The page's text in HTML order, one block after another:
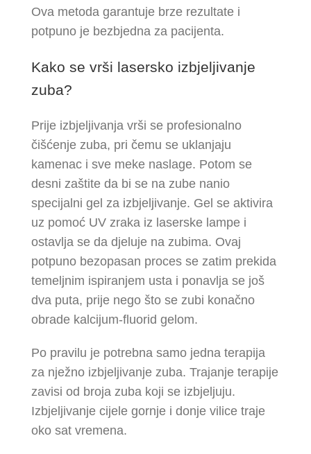
Ova metoda garantuje brze rezultate i
potpuno je bezbjedna za pacijenta.
Kako se vrši lasersko izbjeljivanje
zuba?
Prije izbjeljivanja vrši se profesionalno
čišćenje zuba, pri čemu se uklanjaju
kamenac i sve meke naslage. Potom se
desni zaštite da bi se na zube nanio
specijalni gel za izbjeljivanje. Gel se aktivira
uz pomoć UV zraka iz laserske lampe i
ostavlja se da djeluje na zubima. Ovaj
potpuno bezopasan proces se zatim prekida
temeljnim ispiranjem usta i ponavlja se još
dva puta, prije nego što se zubi konačno
obrade kalcijum-fluorid gelom.
Po pravilu je potrebna samo jedna terapija
za nježno izbjeljivanje zuba. Trajanje terapije
zavisi od broja zuba koji se izbjeljuju.
Izbjeljivanje cijele gornje i donje vilice traje
oko sat vremena.